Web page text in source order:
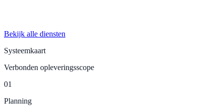
Bekijk alle diensten
Systeemkaart
Verbonden opleveringsscope
01
Planning